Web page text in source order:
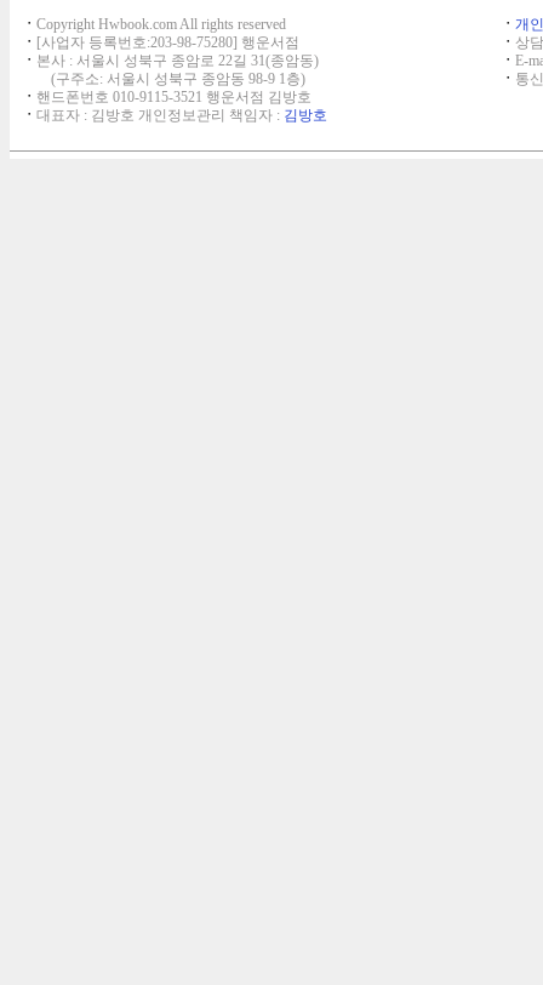
ㆍ Copyright Hwbook.com All rights reserved
ㆍ [사업자 등록번호:203-98-75280] 행운서점
ㆍ 본사 : 서울시 성북구 종암로 22길 31(종암동)
(구주소: 서울시 성북구 종암동 98-9 1층)
ㆍ 핸드폰번호 010-9115-3521 행운서점 김방호
ㆍ 대표자 : 김방호 개인정보관리 책임자 : 김방호
ㆍ 개
ㆍ 상
ㆍ E-
ㆍ 통